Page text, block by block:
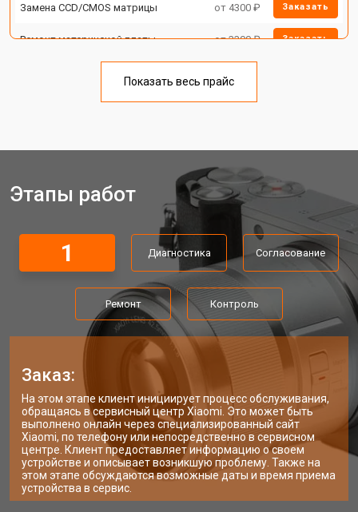
Замена CCD/CMOS матрицы от 4300 ₽ Заказать
Ремонт материнской платы от 3300 ₽ Заказать
Чистка матрицы фотоаппарата
Показать весь прайс
Этапы работ
1 Диагностика Согласование
Ремонт Контроль
Заказ:
На этом этапе клиент инициирует процесс обслуживания,
обращаясь в сервисный центр Xiaomi. Это может быть
выполнено онлайн через специализированный сайт
Xiaomi, по телефону или непосредственно в сервисном
центре. Клиент предоставляет информацию о своем
устройстве и описывает возникшую проблему. Также на
этом этапе обсуждаются возможные даты и время приема
устройства в сервис.